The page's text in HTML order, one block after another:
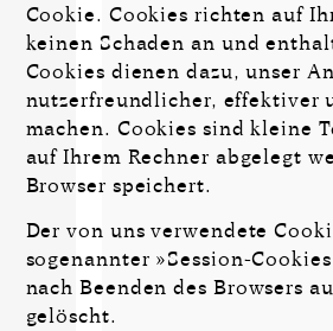
Cookie. Cookies richten auf
keinen Schaden an und
Cookies dienen dazu, unser
nutzerfreundlicher, effektiver
machen. Cookies sind kleine
auf Ihrem Rechner abgelegt
Browser speichert.
Der von uns verwendete
sogenannter »Session-
nach Beenden des Browsers
gelöscht.